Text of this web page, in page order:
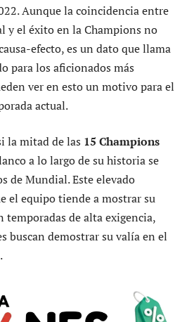
Aunque la coincidencia entre
y el éxito en la Champions no
efecto, es un dato que llama
para los aficionados más
ver en esto un motivo para el
actual.
la mitad de las 15 Champions
a lo largo de su historia se
de Mundial. Este elevado
el equipo tiende a mostrar su
de alta exigencia,
buscan demostrar su valía en el